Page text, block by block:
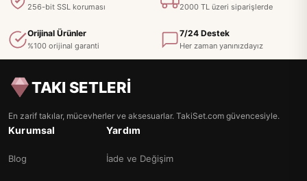
256-bit SSL koruması 2000 TL üzeri siparişlerde
Orijinal Ürünler
%100 orijinal garanti
7/24 Destek
Her zaman yanınızdayız
TAKI SETLERİ
En zarif takılar, mücevherler ve aksesuarlar. TakiSet.com güvencesiyle.
Kurumsal
Blog
Yardım
İade ve Değişim